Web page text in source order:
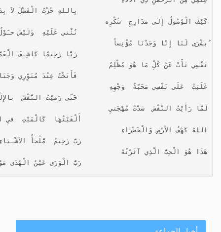
بِاللهِ حُزْتُ الْفَضْلَ لاَ
كَيْفَ الْوُصُولُ إِلَى مَدَارِجِ  شُكْرِه
نُثْني عَلَيْهِ  وَلَيْسَ
ُبشْرَى لَنَا إِنَّا وَجَدْنَا مُؤْنِساً
رَبًّا رَحِيمًا كَاشِـفَ
نَفْسِي نَأَتْ عَنْ كُلِّ مَا هُوَ مُظْلِمٌ
فَأَنَخْتُ عِنْدَ مُنَوِّرِي
غَلَبَتْ  عَلَى نَفْسِي مَحَبَّةُ  وَجْهِهِ
حَتَّى رَمَيْتُ النَّفْسَ
لَمَّا رَأَيْتُ النَّفْسَ  سَدَّتْ مُهْجَتيِ
أَلْقَيْتُهَا  كَالْمَيْتِ  فيِ
اللهُ كَهْفُ الأَرْضِ وَالْخَضْرَاءِ
رَبٌّ رَحِيمٌ  مَّلْجَأُ
هَذَا هُوَ الْحِبُّ الَّذِي آثَرْتُهُ
رَبُّ الْوَرَى عَيْنُ الْهُدَى